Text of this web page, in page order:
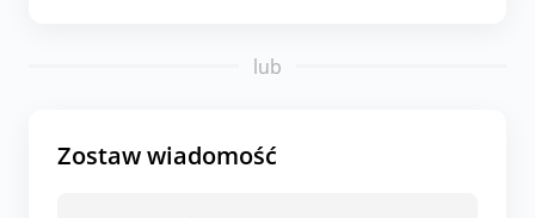
lub
Zostaw wiadomość